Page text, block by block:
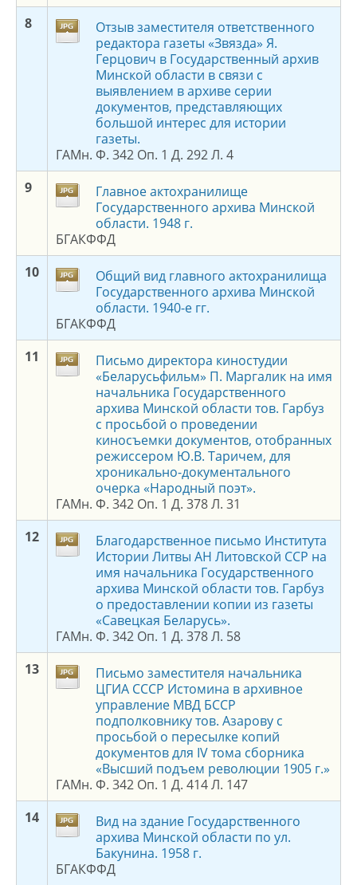
8
Отзыв заместителя ответственного
редактора газеты «Звязда» Я.
Герцович в Государственный архив
Минской области в связи с
выявлением в архиве серии
документов, представляющих
большой интерес для истории
газеты.
ГАМн. Ф. 342 Оп. 1 Д. 292 Л. 4
9
Главное актохранилище
Государственного архива Минской
области. 1948 г.
БГАКФФД
10
Общий вид главного актохранилища
Государственного архива Минской
области. 1940-е гг.
БГАКФФД
11
Письмо директора киностудии
«Беларусьфильм» П. Маргалик на имя
начальника Государственного
архива Минской области тов. Гарбуз
с просьбой о проведении
киносъемки документов, отобранных
режиссером Ю.В. Таричем, для
хроникально-документального
очерка «Народный поэт».
ГАМн. Ф. 342 Оп. 1 Д. 378 Л. 31
12
Благодарственное письмо Института
Истории Литвы АН Литовской ССР на
имя начальника Государственного
архива Минской области тов. Гарбуз
о предоставлении копии из газеты
«Савецкая Беларусь».
ГАМн. Ф. 342 Оп. 1 Д. 378 Л. 58
13
Письмо заместителя начальника
ЦГИА СССР Истомина в архивное
управление МВД БССР
подполковнику тов. Азарову с
просьбой о пересылке копий
документов для IV тома сборника
«Высший подъем революции 1905 г.»
ГАМн. Ф. 342 Оп. 1 Д. 414 Л. 147
14
Вид на здание Государственного
архива Минской области по ул.
Бакунина. 1958 г.
БГАКФФД